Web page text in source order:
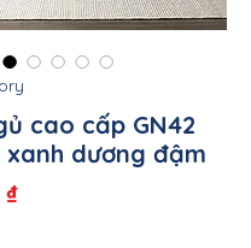
cao cấp GN42
xanh dương đậm
Giá